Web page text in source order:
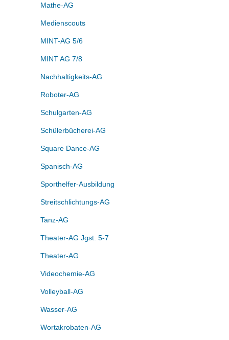
Mathe-AG
Medienscouts
MINT-AG 5/6
MINT AG 7/8
Nachhaltigkeits-AG
Roboter-AG
Schulgarten-AG
Schülerbücherei-AG
Square Dance-AG
Spanisch-AG
Sporthelfer-Ausbildung
Streitschlichtungs-AG
Tanz-AG
Theater-AG Jgst. 5-7
Theater-AG
Videochemie-AG
Volleyball-AG
Wasser-AG
Wortakrobaten-AG